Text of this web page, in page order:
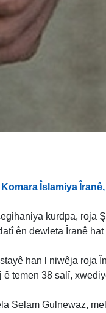
Îslamiya
kurdpa, roja
ên dewleta Îranê hat
han l niwêja roja
temen 38 salî,
Selam Gulnewaz,